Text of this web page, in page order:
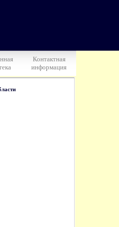
Контактная
информация